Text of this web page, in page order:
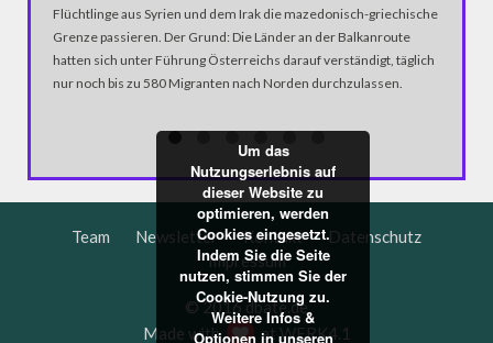
Flüchtlinge aus Syrien und dem Irak die mazedonisch-griechische
Grenze passieren. Der Grund: Die Länder an der Balkanroute
hatten sich unter Führung Österreichs darauf verständigt, täglich
nur noch bis zu 580 Migranten nach Norden durchzulassen.
Team Newsletter Kontakt
Datenschutz
Impressum
© 2016 dbate.de
Made with
atWERK4.1
Um das
Nutzungserlebnis auf
dieser Website zu
optimieren, werden
Cookies eingesetzt.
Indem Sie die Seite
nutzen, stimmen Sie der
Cookie-Nutzung zu.
Weitere Infos &
Optionen in unseren